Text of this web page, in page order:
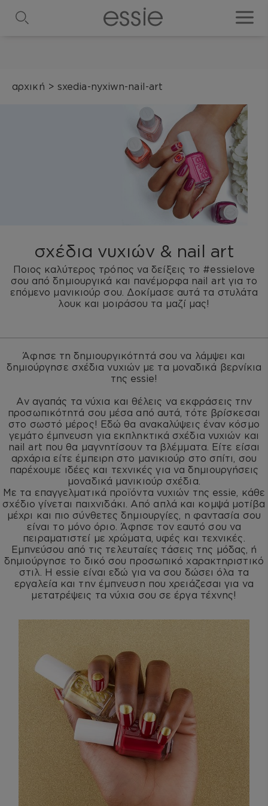
αρχική > sxedia-nyxiwn-nail-art
σχέδια νυχιών & nail art
Ποιος καλύτερος τρόπος να δείξεις το #essielove
σου από δημιουργικά και πανέμορφα nail art για το
επόμενο μανικιούρ σου. Δοκίμασε αυτά τα στυλάτα
λουκ και μοιράσου τα μαζί μας!
Άφησε τη δημιουργικότητά σου να λάμψει και
δημιούργησε σχέδια νυχιών με τα μοναδικά βερνίκια
της essie!
Αν αγαπάς τα νύχια και θέλεις να εκφράσεις την
προσωπικότητά σου μέσα από αυτά, τότε βρίσκεσαι
στο σωστό μέρος! Εδώ θα ανακαλύψεις έναν κόσμο
γεμάτο έμπνευση για εκπληκτικά σχέδια νυχιών και
nail art που θα μαγνητίσουν τα βλέμματα. Είτε είσαι
αρχάρια είτε έμπειρη στο μανικιούρ στο σπίτι, σου
παρέχουμε ιδέες και τεχνικές για να δημιουργήσεις
μοναδικά μανικιούρ σχέδια.
Με τα επαγγελματικά προϊόντα νυχιών της essie, κάθε
σχέδιο γίνεται παιχνιδάκι. Από απλά και κομψά μοτίβα
μέχρι και πιο σύνθετες δημιουργίες, η φαντασία σου
είναι το μόνο όριο. Άφησε τον εαυτό σου να
πειραματιστεί με χρώματα, υφές και τεχνικές.
Εμπνεύσου από τις τελευταίες τάσεις της μόδας, ή
δημιούργησε το δικό σου προσωπικό χαρακτηριστικό
στιλ. Η essie είναι εδώ για να σου δώσει όλα τα
εργαλεία και την έμπνευση που χρειάζεσαι για να
μετατρέψεις τα νύχια σου σε έργα τέχνης!